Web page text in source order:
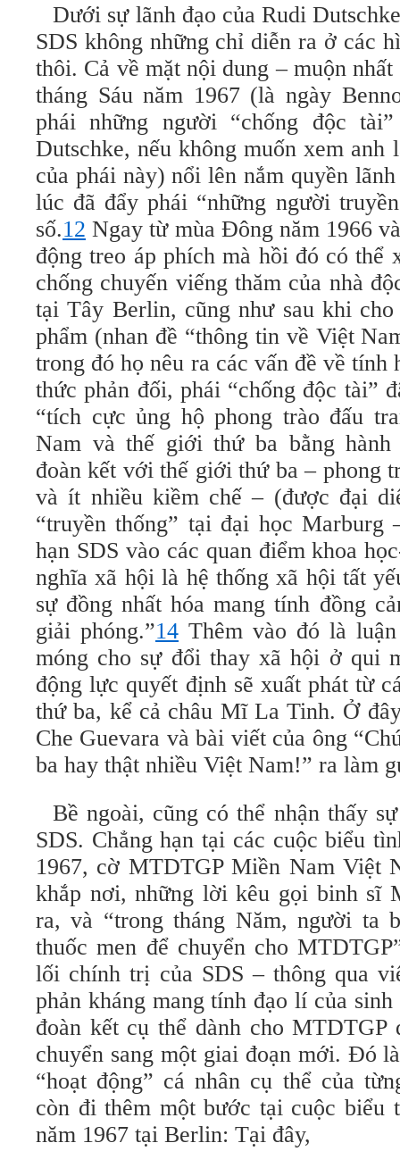
Dưới sự lãnh đạo của Rudi
SDS không những chỉ diễn ra ở các
thôi. Cả về mặt nội dung – muộn
tháng Sáu năm 1967 (là ngày
phái những người “chống độc
Dutschke, nếu không muốn xem
của phái này) nổi lên nắm quyền
lúc đã đẩy phái “những người
số.12 Ngay từ mùa Đông năm 1966
động treo áp phích mà hồi đó có thể
chống chuyến viếng thăm của nhà
tại Tây Berlin, cũng như sau khi
phẩm (nhan đề “thông tin về Việt
trong đó họ nêu ra các vấn đề về tính
thức phản đối, phái “chống độc tài”
“tích cực ủng hộ phong trào đấu
Nam và thế giới thứ ba bằng hành
đoàn kết với thế giới thứ ba – phong
và ít nhiều kiềm chế – (được đại
“truyền thống” tại đại học Marburg
hạn SDS vào các quan điểm khoa
nghĩa xã hội là hệ thống xã hội tất
sự đồng nhất hóa mang tính đồng
giải phóng.”14 Thêm vào đó là
móng cho sự đổi thay xã hội ở qui
động lực quyết định sẽ xuất phát từ
thứ ba, kể cả châu Mĩ La Tinh. Ở
Che Guevara và bài viết của ông
ba hay thật nhiều Việt Nam!” ra làm
Bề ngoài, cũng có thể nhận thấy
SDS. Chẳng hạn tại các cuộc biểu
1967, cờ MTDTGP Miền Nam Việt
khắp nơi, những lời kêu gọi binh sĩ
ra, và “trong tháng Năm, người ta
thuốc men để chuyển cho
lối chính trị của SDS – thông qua
phản kháng mang tính đạo lí của
đoàn kết cụ thể dành cho MTDTGP
chuyển sang một giai đoạn mới. Đó
“hoạt động” cá nhân cụ thể của
còn đi thêm một bước tại cuộc biểu
năm 1967 tại Berlin: Tại đây,